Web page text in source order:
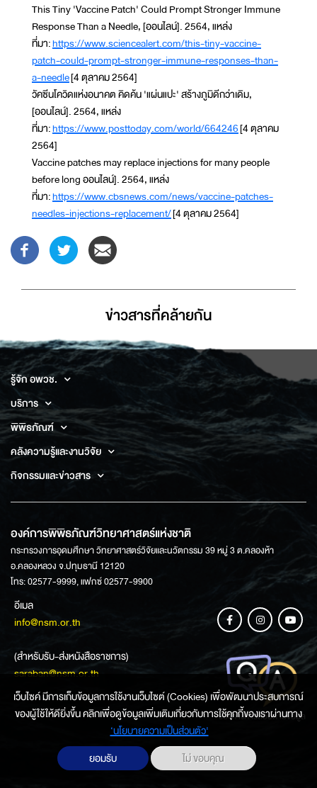
This Tiny 'Vaccine Patch' Could Prompt Stronger Immune
Response Than a Needle, [ออนไลน์]. 2564, แหล่ง
ที่มา:https://www.sciencealert.com/this-tiny-vaccine-
patch-could-prompt-stronger-immune-responses-than-
a-needle[4 ตุลาคม 2564]
วัคซีนโควิดแห่งอนาคต คิดค้น 'แผ่นแปะ' สร้างภูมิดีกว่าเดิม,
[ออนไลน์]. 2564, แหล่ง
ที่มา:https://www.posttoday.com/world/664246[4 ตุลาคม
2564]
Vaccine patches may replace injections for many people
before long ออนไลน์]. 2564, แหล่ง
ที่มา:https://www.cbsnews.com/news/vaccine-patches-
needles-injections-replacement/[4 ตุลาคม 2564]
ข่าวสารที่่คล้ายกัน
รู้จัก อพวช.
บริการ
พิพิธภัณฑ์
คลังความรู้และงานวิจัย
กิจกรรมและข่าวสาร
องค์การพิพิธภัณฑ์วิทยาศาสตร์แห่งชาติ
กระทรวงการอุดมศึกษา วิทยาศาสตร์วิจัยและนวัตกรรม 39 หมู่ 3 ต.คลองห้า
อ.คลองหลวง จ.ปทุมธานี 12120
โทร: 02577-9999, แฟกซ์ 02577-9900
อีเมล
info@nsm.or.th
(สำหรับรับ-ส่งหนังสือราชการ)
saraban@nsm.or.th
ช่องทางการสอบถามข้อมูล
เว็บไซค์ มีการเก็บข้อมูลการใช้งานเว็บไซต์ (Cookies) เพื่อพัฒนาประสบการณ์
ของผู้ใช้ให้ดียิ่งขึ้น คลิกเพื่อดูข้อมูลเพิ่มเติมเกี่ยวกับการใช้คุกกี้ของเราผ่านทาง
‘นโยบายความเป็นส่วนตัว'
ยอมรับ
ไม่ ขอบคุณ